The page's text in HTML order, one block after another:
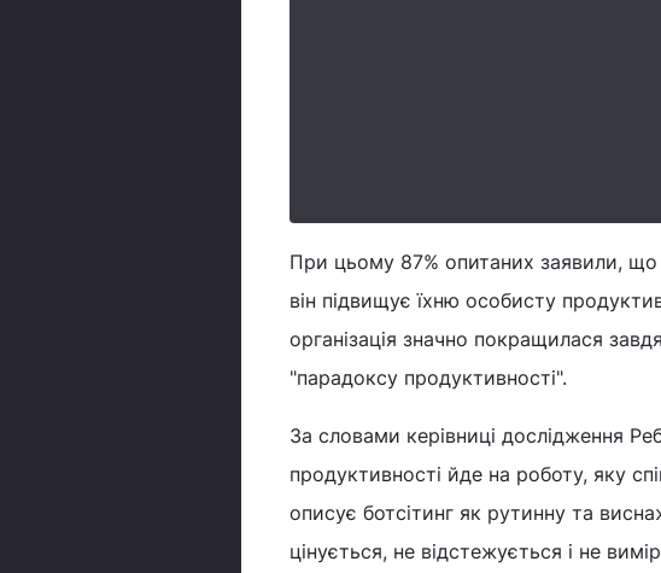
При цьому 87% опитаних заявили,
він підвищує їхню особисту
організація значно покращилася
"парадоксу продуктивності".
За словами керівниці дослідження
продуктивності йде на роботу, яку
описує ботсітинг як рутинну та
цінується, не відстежується і не